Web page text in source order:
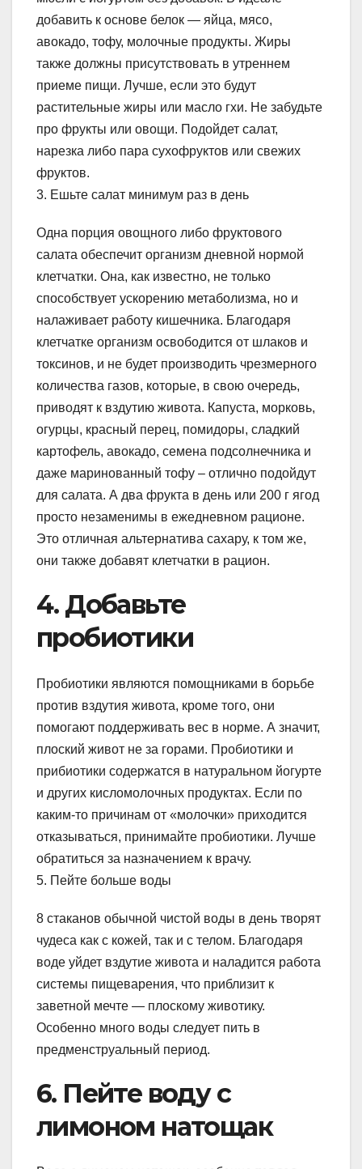
добавить к основе белок — яйца, мясо,
авокадо, тофу, молочные продукты. Жиры
также должны присутствовать в утреннем
приеме пищи. Лучше, если это будут
растительные жиры или масло гхи. Не забудьте
про фрукты или овощи. Подойдет салат,
нарезка либо пара сухофруктов или свежих
фруктов.
3. Ешьте салат минимум раз в день
Одна порция овощного либо фруктового
салата обеспечит организм дневной нормой
клетчатки. Она, как известно, не только
способствует ускорению метаболизма, но и
налаживает работу кишечника. Благодаря
клетчатке организм освободится от шлаков и
токсинов, и не будет производить чрезмерного
количества газов, которые, в свою очередь,
приводят к вздутию живота. Капуста, морковь,
огурцы, красный перец, помидоры, сладкий
картофель, авокадо, семена подсолнечника и
даже маринованный тофу – отлично подойдут
для салата. А два фрукта в день или 200 г ягод
просто незаменимы в ежедневном рационе.
Это отличная альтернатива сахару, к том же,
они также добавят клетчатки в рацион.
4. Добавьте
пробиотики
Пробиотики являются помощниками в борьбе
против вздутия живота, кроме того, они
помогают поддерживать вес в норме. А значит,
плоский живот не за горами. Пробиотики и
прибиотики содержатся в натуральном йогурте
и других кисломолочных продуктах. Если по
каким-то причинам от «молочки» приходится
отказываться, принимайте пробиотики. Лучше
обратиться за назначением к врачу.
5. Пейте больше воды
8 стаканов обычной чистой воды в день творят
чудеса как с кожей, так и с телом. Благодаря
воде уйдет вздутие живота и наладится работа
системы пищеварения, что приблизит к
заветной мечте — плоскому животику.
Особенно много воды следует пить в
предменструальный период.
6. Пейте воду с
лимоном натощак